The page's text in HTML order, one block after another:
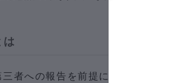
三者への報告を前提に、企業活動を